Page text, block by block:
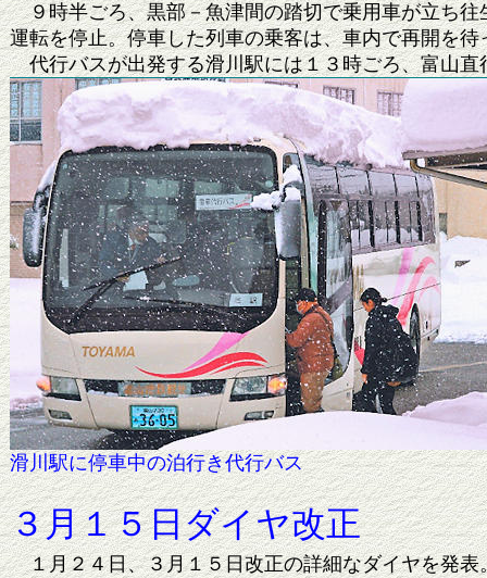
９時半ごろ、黒部－魚津間の踏切で乗用車が立ち往
運転を停止。停車した列車の乗客は、車内で再開を待
代行バスが出発する滑川駅には１３時ごろ、富山直
滑川駅に停車中の泊行き代行
３月１５日ダイヤ改正
１月２４日、３月１５日改正の詳細なダイヤを発表